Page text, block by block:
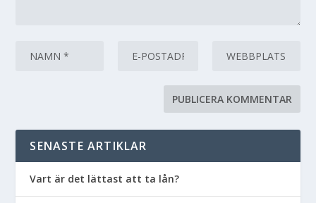
SENASTE ARTIKLAR
Vart är det lättast att ta lån?